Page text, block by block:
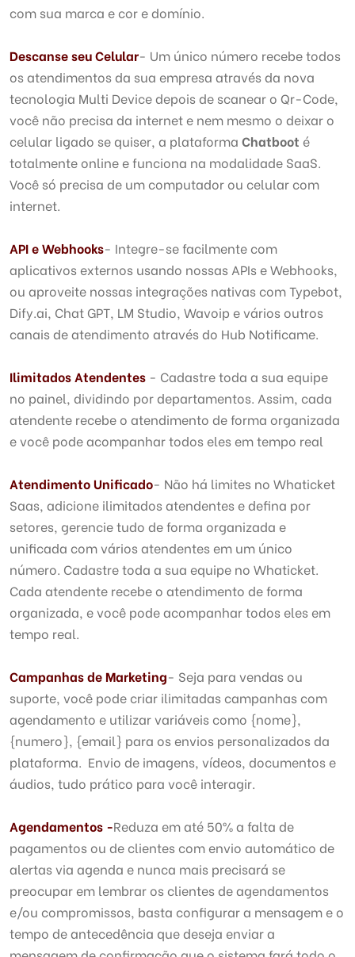
com sua marca e cor e domínio.
Descanse seu Celular- Um único número recebe todos
os atendimentos da sua empresa através da nova
tecnologia Multi Device depois de scanear o Qr-Code,
você não precisa da internet e nem mesmo o deixar o
celular ligado se quiser, a plataforma Chatboot é
totalmente online e funciona na modalidade SaaS.
Você só precisa de um computador ou celular com
internet.
API e Webhooks- Integre-se facilmente com
aplicativos externos usando nossas APIs e Webhooks,
ou aproveite nossas integrações nativas com Typebot,
Dify.ai, Chat GPT, LM Studio, Wavoip e vários outros
canais de atendimento através do Hub Notificame.
Ilimitados Atendentes - Cadastre toda a sua equipe
no painel, dividindo por departamentos. Assim, cada
atendente recebe o atendimento de forma organizada
e você pode acompanhar todos eles em tempo real
Atendimento Unificado- Não há limites no Whaticket
Saas, adicione ilimitados atendentes e defina por
setores, gerencie tudo de forma organizada e
unificada com vários atendentes em um único
número. Cadastre toda a sua equipe no Whaticket.
Cada atendente recebe o atendimento de forma
organizada, e você pode acompanhar todos eles em
tempo real.
Campanhas de Marketing- Seja para vendas ou
suporte, você pode criar ilimitadas campanhas com
agendamento e utilizar variáveis como {nome},
{numero}, {email} para os envios personalizados da
plataforma. Envio de imagens, vídeos, documentos e
áudios, tudo prático para você interagir.
Agendamentos -Reduza em até 50% a falta de
pagamentos ou de clientes com envio automático de
alertas via agenda e nunca mais precisará se
preocupar em lembrar os clientes de agendamentos
e/ou compromissos, basta configurar a mensagem e o
tempo de antecedência que deseja enviar a